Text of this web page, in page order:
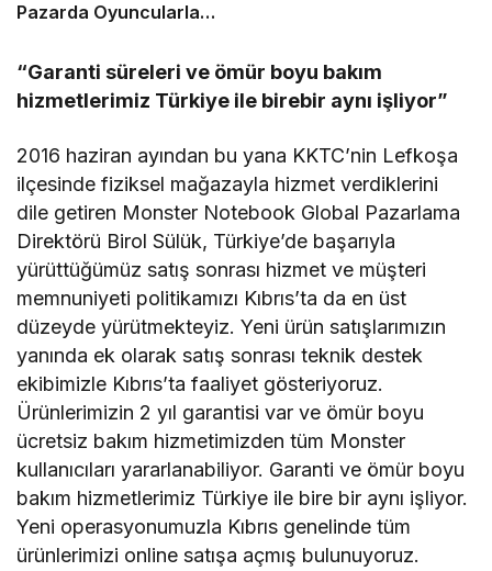
Pazarda Oyuncularla
“Garanti süreleri ve ömür boyu bakım
hizmetlerimiz Türkiye ile birebir aynı işliyor”
2016 haziran ayından bu yana KKTC’nin Lefkoşa
ilçesinde fiziksel mağazayla hizmet verdiklerini
dile getiren Monster Notebook Global Pazarlama
Direktörü Birol Sülük, Türkiye’de başarıyla
yürüttüğümüz satış sonrası hizmet ve müşteri
memnuniyeti politikamızı Kıbrıs’ta da en üst
düzeyde yürütmekteyiz. Yeni ürün satışlarımızın
yanında ek olarak satış sonrası teknik destek
ekibimizle Kıbrıs’ta faaliyet gösteriyoruz.
Ürünlerimizin 2 yıl garantisi var ve ömür boyu
ücretsiz bakım hizmetimizden tüm Monster
kullanıcıları yararlanabiliyor. Garanti ve ömür boyu
bakım hizmetlerimiz Türkiye ile bire bir aynı işliyor.
Yeni operasyonumuzla Kıbrıs genelinde tüm
ürünlerimizi online satışa açmış bulunuyoruz.